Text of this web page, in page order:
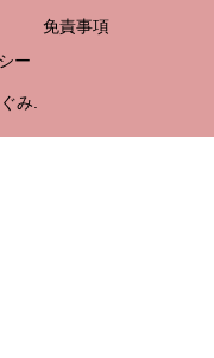
免責事項
ー
み.